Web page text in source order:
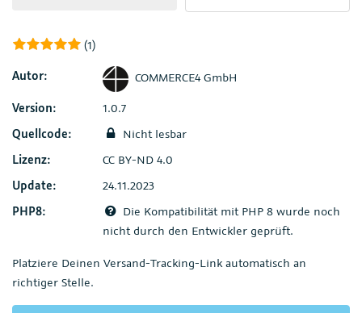
(1)
Autor:
COMMERCE4 GmbH
Version:
1.0.7
Quellcode:
Nicht lesbar
Lizenz:
CC BY-ND 4.0
Update:
24.11.2023
PHP8:
Die Kompatibilität mit PHP 8 wurde noch
nicht durch den Entwickler geprüft.
Platziere Deinen Versand-Tracking-Link automatisch an
richtiger Stelle.